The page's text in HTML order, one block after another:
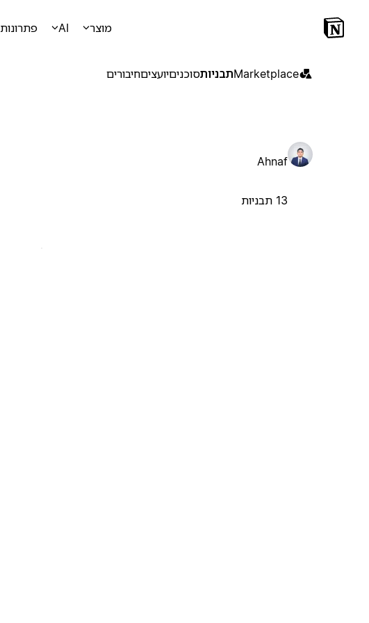
מוצר AI פתרונות
Marketplaceתבניותסוכניםיועציםחיבורים
Ahnaf
13 תבניות